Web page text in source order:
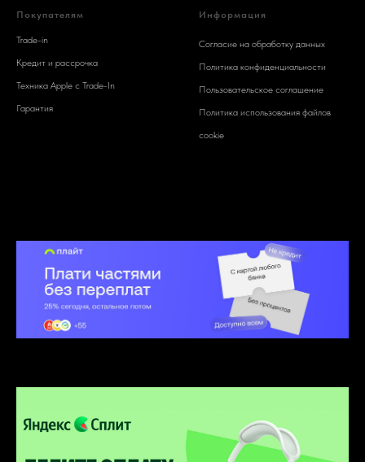
Покупателям
Trade-in
Кредит и рассрочка
Техника Apple c Trade-In
Гарантия
Информация
Согласие на обработку данных
Политика конфиденциальности
Пользовательское соглашение
Политика использования файлов
cookie